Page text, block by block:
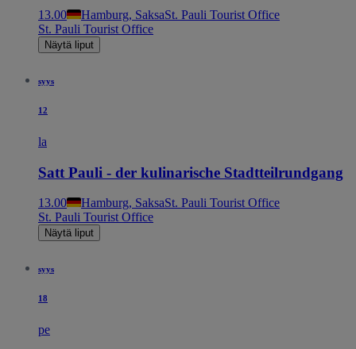
13.00 Hamburg, SaksaSt. Pauli Tourist Office
St. Pauli Tourist Office
Näytä liput
syys
12
la
Satt Pauli - der kulinarische Stadtteilrundgang
13.00 Hamburg, SaksaSt. Pauli Tourist Office
St. Pauli Tourist Office
Näytä liput
syys
18
pe